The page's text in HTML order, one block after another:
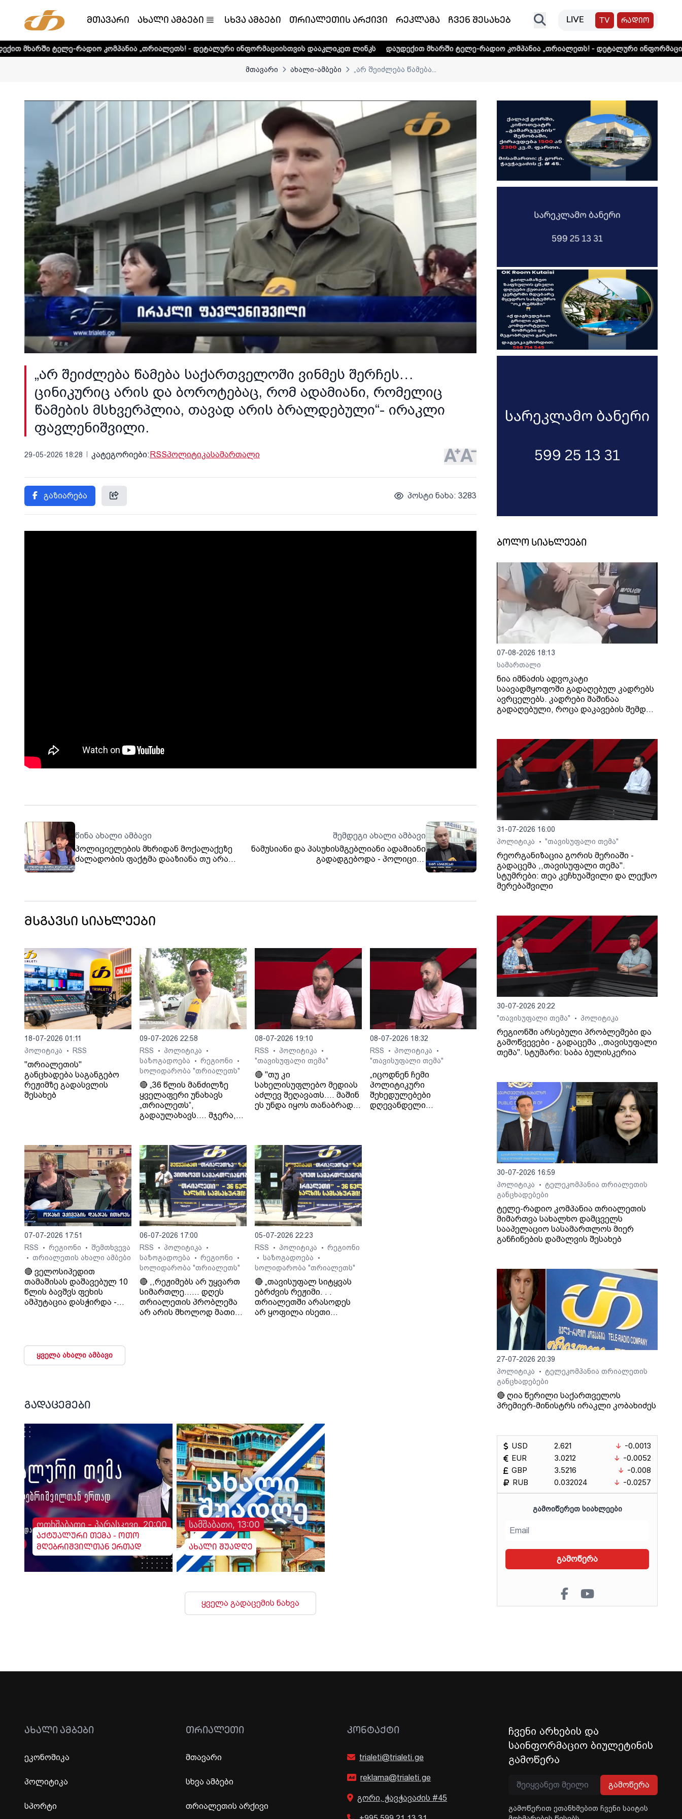
მთავარი ახალი ამბები სხვა ამბები თრიალეთის არქივი რეკლამა ჩვენ შესახებ LIVE TV რადიო
რადიო კომპანია „თრიალეთს! - დეტალური ინფორმაციისთვის დააკლიკეთ ლინკს დაუდექით მხარში ტელე-რადიო კომპანია „თრიალეთს! - დეტალური ინფორმაციისთვის
მთავარი ახალი-ამბები „არ შეიძლება წამება...
„არ შეიძლება წამება საქართველოში ვინმეს შერჩეს…
ცინიკურიც არის და ბოროტებაც, რომ ადამიანი, რომელიც
წამების მსხვერპლია, თავად არის ბრალდებული“- ირაკლი
ფავლენიშვილი.
29-05-2026 18:28 კატეგორიები:RSSპოლიტიკასამართალი
გაზიარება პოსტი ნახა: 3283
წინა ახალი ამბავი
პოლიციელების მხრიდან მოქალაქეზე
ძალადობის ფაქტმა დააზიანა თუ არა
შემდეგი ახალი ამბავი
ნამუსიანი და პასუხისმგებლიანი ადამიანი
გადადგებოდა - პოლიციის
ხელმძღვანელიც, გუბერნიის
სურგულაძე („ლელო“).
მსგავსი სიახლეები
18-07-2026 01:11
პოლიტიკა
• RSS
"თრიალეთის"
განცხადება საგანგებო
რეჟიმზე გადასვლის
შესახებ
09-07-2026 22:58
RSS
• პოლიტიკა •
საზოგადოება • რეგიონი •
სოლიდარობა "თრიალეთს"
🔴 „36 წლის მანძილზე
ყველაფერი უნახავს
„თრიალეთს“,
გადაულახავს.... მჯერა,
დათმობაზე წავა
ხელისუფლება და ის
ელემენტარული
მოთხოვნა რასაც
თრიალეთი ითხოვს
დააკმაყოფილებს.“. - გია
სურმანიძე. ტვ 25-ის
დამფუძნებელი.
08-07-2026 19:10
RSS
• პოლიტიკა •
"თავისუფალი თემა"
🔴 "თუ კი
სახელისუფლებო მედიას
აძლევ შეღავათს.... მაშინ
ეს უნდა იყოს თანაბრად
08-07-2026 18:32
RSS
• პოლიტიკა •
"თავისუფალი თემა"
„იცოდნენ ჩემი
პოლიტიკური
შეხედულებები
დღევანდელი
07-07-2026 17:51
RSS
• რეგიონი • შემთხვევა
• თრიალეთის ახალი ამბები
🔴 ველოსიპედით
თამაშისას დაშავებულ 10
წლის ბავშვს ფეხის
ამპუტაცია დასჭირდა -
06-07-2026 17:00
RSS
• პოლიტიკა •
საზოგადოება • რეგიონი •
სოლიდარობა "თრიალეთს"
🔴 ,,რეჟიმებს არ უყვართ
სიმართლე...... დღეს
თრიალეთის პრობლემა
არ არის მხოლოდ მათი
05-07-2026 22:23
RSS
• პოლიტიკა • რეგიონი
• საზოგადოება •
სოლიდარობა "თრიალეთს"
🔴 „თავისუფალ სიტყვას
ებრძვის რეჟიმი. . .
თრიალეთში არასოდეს
არ ყოფილა ისეთი
ყველა ახალი ამბავი
გადაცემები
ოთხშაბათი - პარასკევი, 20:00
აქტუალური თემა - ოთო
მღებრიშვილთან ერთად
სამშაბათი, 13:00
ახალი შუადღე
ყველა გადაცემის ნახვა
ბოლო სიახლეები
07-08-2026 18:13
სამართალი
ნია იმნაძის ადვოკატი
საავადმყოფოში გადაღებულ კადრებს
ავრცელებს. კადრები მაშინაა
გადაღებული, როცა დაკავების შემდეგ
31-07-2026 16:00
პოლიტიკა
• "თავისუფალი თემა"
რეორგანიზაცია გორის მერიაში -
გადაცემა ,,თავისუფალი თემა".
სტუმრები: თეა კეჩხუაშვილი და ლექსო
მერებაშვილი
30-07-2026 20:22
"თავისუფალი თემა"
• პოლიტიკა
რეგიონში არსებული პრობლემები და
გამოწვევები - გადაცემა ,,თავისუფალი
თემა". სტუმარი: საბა ბულისკერია
30-07-2026 16:59
პოლიტიკა
•
ტელეკომპანია თრიალეთის
განცხადებები
ტელე-რადიო კომპანია თრიალეთის
მიმართვა სახალხო დამცველს
სააპელაციო სასამართლოს მიერ
განჩინების დამალვის შესახებ
27-07-2026 20:39
პოლიტიკა
•
ტელეკომპანია თრიალეთის
განცხადებები
🔴 ღია წერილი საქართველოს
პრემიერ-მინისტრს ირაკლი კობახიძეს
USD
EUR
GBP
RUB
2.621
3.0212
3.5216
0.032024
-0.0013
-0.0052
-0.008
-0.0257
ᲒᲐᲛᲝᲘᲬᲔᲠᲔᲗ ᲡᲘᲐᲮᲚᲔᲔᲑᲘ
გამოწერა
ᲐᲮᲐᲚᲘ ᲐᲛᲑᲔᲑᲘ
ეკონომიკა
პოლიტიკა
სპორტი
ᲗᲠᲘᲐᲚᲔᲗᲘ
მთავარი
სხვა ამბები
თრიალეთის არქივი
ᲙᲝᲜᲢᲐᲥᲢᲘ
trialeti@trialeti.ge
reklama@trialeti.ge
გორი, ჭავჭავაძის #45
ჩვენი არხების და
საინფორმაციო ბიულეტინის
გამოწერა
გამოწერა
გამოწერით ეთანხმებით ჩვენი საიტის